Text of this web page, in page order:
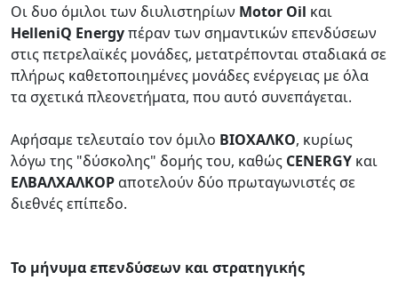
Οι δυο όμιλοι των διυλιστηρίων Motor Oil και
HelleniQ Energyπέραν των σημαντικών επενδύσεων
στις πετρελαϊκές μονάδες, μετατρέπονται σταδιακά σε
πλήρως καθετοποιημένες μονάδες ενέργειας με όλα
τα σχετικά πλεονετήματα, που αυτό συνεπάγεται.
Αφήσαμε τελευταίο τον όμιλο ΒΙΟΧΑΛΚΟ, κυρίως
λόγω της "δύσκολης" δομής του, καθώς CENERGY και
ΕΛΒΑΛΧΑΛΚΟΡαποτελούν δύο πρωταγωνιστές σε
διεθνές επίπεδο.
Το μήνυμα επενδύσεων και στρατηγικής